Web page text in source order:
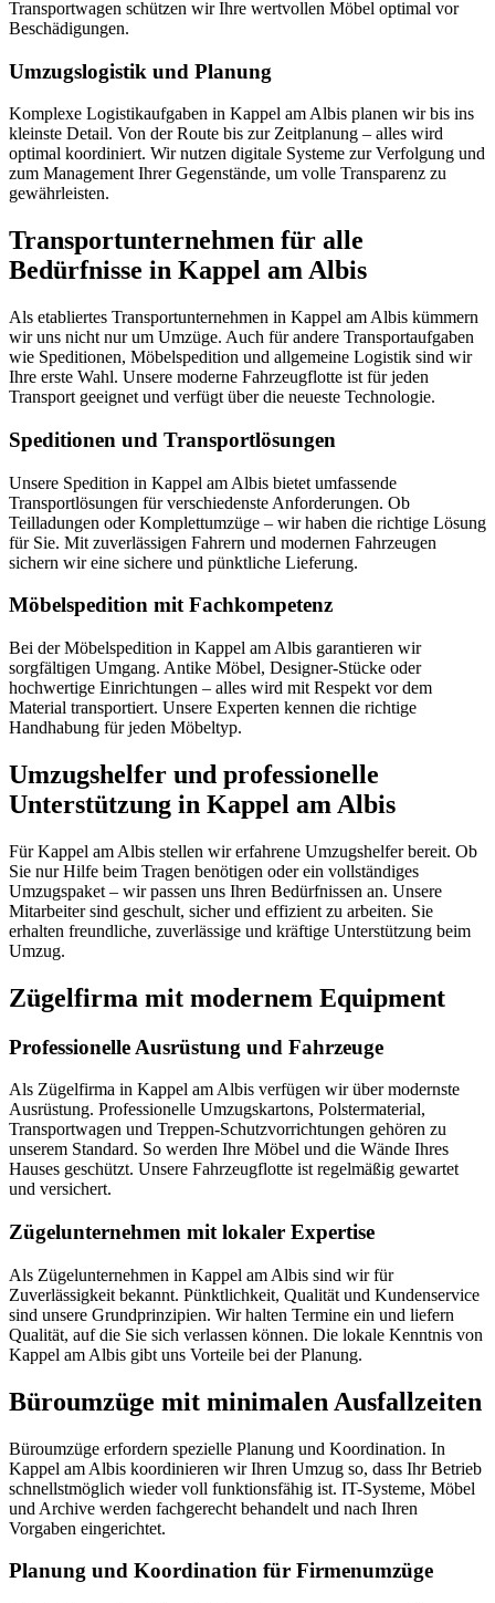
Transportwagen schützen wir Ihre wertvollen Möbel optimal vor
Beschädigungen.
Umzugslogistik und Planung
Komplexe Logistikaufgaben in Kappel am Albis planen wir bis ins
kleinste Detail. Von der Route bis zur Zeitplanung – alles wird
optimal koordiniert. Wir nutzen digitale Systeme zur Verfolgung und
zum Management Ihrer Gegenstände, um volle Transparenz zu
gewährleisten.
Transportunternehmen für alle
Bedürfnisse in Kappel am Albis
Als etabliertes Transportunternehmen in Kappel am Albis kümmern
wir uns nicht nur um Umzüge. Auch für andere Transportaufgaben
wie Speditionen, Möbelspedition und allgemeine Logistik sind wir
Ihre erste Wahl. Unsere moderne Fahrzeugflotte ist für jeden
Transport geeignet und verfügt über die neueste Technologie.
Speditionen und Transportlösungen
Unsere Spedition in Kappel am Albis bietet umfassende
Transportlösungen für verschiedenste Anforderungen. Ob
Teilladungen oder Komplettumzüge – wir haben die richtige Lösung
für Sie. Mit zuverlässigen Fahrern und modernen Fahrzeugen
sichern wir eine sichere und pünktliche Lieferung.
Möbelspedition mit Fachkompetenz
Bei der Möbelspedition in Kappel am Albis garantieren wir
sorgfältigen Umgang. Antike Möbel, Designer-Stücke oder
hochwertige Einrichtungen – alles wird mit Respekt vor dem
Material transportiert. Unsere Experten kennen die richtige
Handhabung für jeden Möbeltyp.
Umzugshelfer und professionelle
Unterstützung in Kappel am Albis
Für Kappel am Albis stellen wir erfahrene Umzugshelfer bereit. Ob
Sie nur Hilfe beim Tragen benötigen oder ein vollständiges
Umzugspaket – wir passen uns Ihren Bedürfnissen an. Unsere
Mitarbeiter sind geschult, sicher und effizient zu arbeiten. Sie
erhalten freundliche, zuverlässige und kräftige Unterstützung beim
Umzug.
Zügelfirma mit modernem Equipment
Professionelle Ausrüstung und Fahrzeuge
Als Zügelfirma in Kappel am Albis verfügen wir über modernste
Ausrüstung. Professionelle Umzugskartons, Polstermaterial,
Transportwagen und Treppen-Schutzvorrichtungen gehören zu
unserem Standard. So werden Ihre Möbel und die Wände Ihres
Hauses geschützt. Unsere Fahrzeugflotte ist regelmäßig gewartet
und versichert.
Zügelunternehmen mit lokaler Expertise
Als Zügelunternehmen in Kappel am Albis sind wir für
Zuverlässigkeit bekannt. Pünktlichkeit, Qualität und Kundenservice
sind unsere Grundprinzipien. Wir halten Termine ein und liefern
Qualität, auf die Sie sich verlassen können. Die lokale Kenntnis von
Kappel am Albis gibt uns Vorteile bei der Planung.
Büroumzüge mit minimalen Ausfallzeiten
Büroumzüge erfordern spezielle Planung und Koordination. In
Kappel am Albis koordinieren wir Ihren Umzug so, dass Ihr Betrieb
schnellstmöglich wieder voll funktionsfähig ist. IT-Systeme, Möbel
und Archive werden fachgerecht behandelt und nach Ihren
Vorgaben eingerichtet.
Planung und Koordination für Firmenumzüge